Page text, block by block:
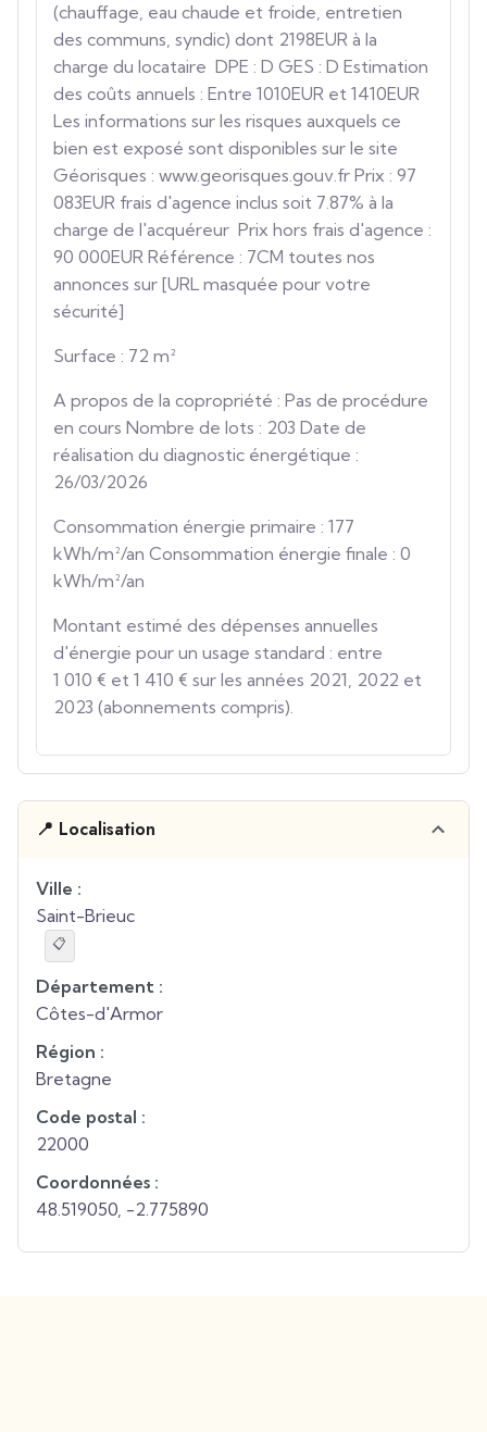
(chauffage, eau chaude et froide, entretien
des communs, syndic) dont 2198EUR à la
charge du locataire DPE : D GES : D Estimation
des coûts annuels : Entre 1010EUR et 1410EUR
Les informations sur les risques auxquels ce
bien est exposé sont disponibles sur le site
Géorisques : www.georisques.gouv.fr Prix : 97
083EUR frais d'agence inclus soit 7.87% à la
charge de l'acquéreur Prix hors frais d'agence :
90 000EUR Référence : 7CM toutes nos
annonces sur [URL masquée pour votre
sécurité]
Surface : 72 m²
A propos de la copropriété : Pas de procédure
en cours Nombre de lots : 203 Date de
réalisation du diagnostic énergétique :
26/03/2026
Consommation énergie primaire : 177
kWh/m²/an Consommation énergie finale : 0
kWh/m²/an
Montant estimé des dépenses annuelles
d'énergie pour un usage standard : entre
1 010 € et 1 410 € sur les années 2021, 2022 et
2023 (abonnements compris).
📍 Localisation
Ville :
Saint-Brieuc
📋
Département :
Côtes-d'Armor
Région :
Bretagne
Code postal :
22000
Coordonnées :
48.519050 -2.775890